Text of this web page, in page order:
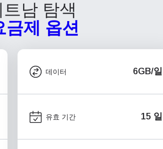
남 탐색
금제 옵션
데이터 6GB/일
유효 기간 15 일